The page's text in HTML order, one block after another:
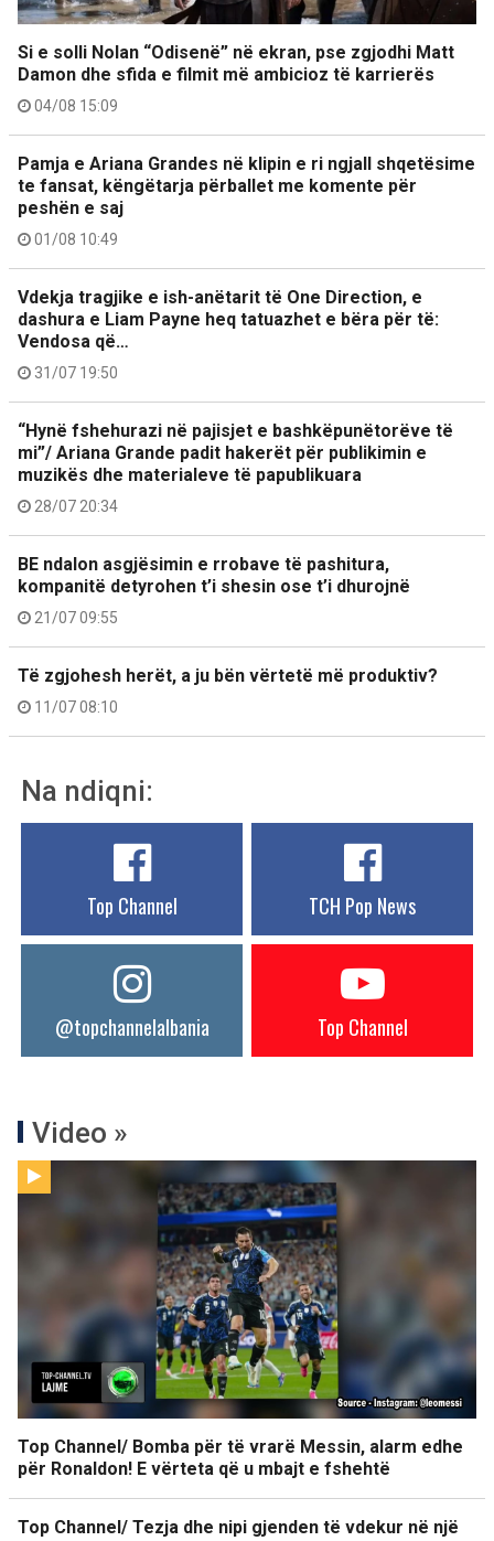
Si e solli Nolan “Odisenë” në ekran, pse zgjodhi Matt
Damon dhe sfida e filmit më ambicioz të karrierës
04/08 15:09
Pamja e Ariana Grandes në klipin e ri ngjall shqetësime
te fansat, këngëtarja përballet me komente për
peshën e saj
01/08 10:49
Vdekja tragjike e ish-anëtarit të One Direction, e
dashura e Liam Payne heq tatuazhet e bëra për të:
Vendosa që…
31/07 19:50
“Hynë fshehurazi në pajisjet e bashkëpunëtorëve të
mi”/ Ariana Grande padit hakerët për publikimin e
muzikës dhe materialeve të papublikuara
28/07 20:34
BE ndalon asgjësimin e rrobave të pashitura,
kompanitë detyrohen t’i shesin ose t’i dhurojnë
21/07 09:55
Të zgjohesh herët, a ju bën vërtetë më produktiv?
11/07 08:10
Na ndiqni:
Top Channel TCH Pop News
@topchannelalbania Top Channel
Video »
Top Channel/ Bomba për të vrarë Messin, alarm edhe
për Ronaldon! E vërteta që u mbajt e fshehtë
Top Channel/ Tezja dhe nipi gjenden të vdekur në një